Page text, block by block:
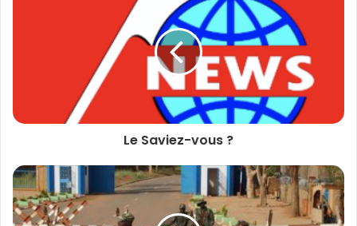
Le Saviez-vous ?